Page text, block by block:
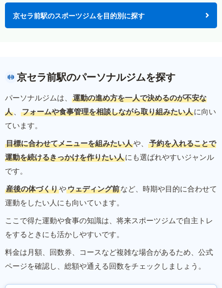
京セラ前駅のスポーツジムを目的別に探す
京セラ前駅のパーソナルジムを探す
パーソナルジムは、
運動の進め方を一人で決めるのが不安な
人 、 フォームや食事管理を相談しながら取り組みたい人に向い
ています。
目標に合わせてメニューを組みたい人や、
予約を入れることで
運動を続けるきっかけを作りたい人にも選ばれやすいジャンル
です。
産後の体づくりやウェディング前など、時期や目的に合わせて
運動をしたい人にも向いています。
ここで得た運動や食事の知識は、将来スポーツジムで自主トレ
をするときにも活かしやすいです。
料金は月額、回数券、コースなど複雑な場合があるため、公式
ページを確認し、総額や通える回数をチェックしましょう。